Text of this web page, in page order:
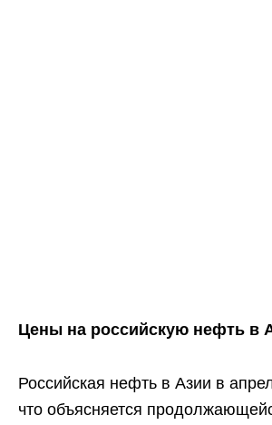
Цены на российскую нефть в
Российская нефть в Азии в
что объясняется